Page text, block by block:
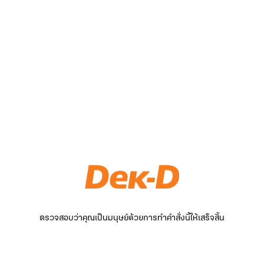
ตรวจสอบว่าคุณเป็นมนุษย์ด้วยการทำคำสั่งนี้ให้เสร็จสิ้น